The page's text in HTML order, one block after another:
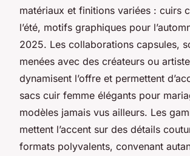
matériaux et finitions variées : cuirs
l’été, motifs graphiques pour
2025. Les collaborations capsules,
menées avec des créateurs ou
dynamisent l’offre et permettent
sacs cuir femme élégants pour
modèles jamais vus ailleurs. Les
mettent l’accent sur des détails
formats polyvalents, convenant